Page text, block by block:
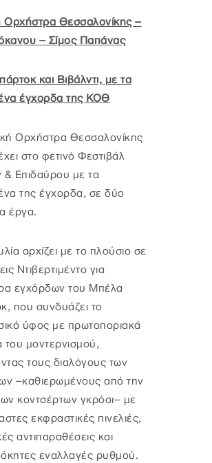
Ορχήστρα Θεσσαλονίκης –
– Σίμος Παπάνας
και Βιβάλντι, με τα
έγχορδα της ΚΟΘ
Ορχήστρα Θεσσαλονίκης
στο φετινό Φεστιβάλ
Επιδαύρου με τα
της έγχορδα, σε δύο
έργα.
αρχίζει με το πλούσιο σε
Ντιβερτιμέντο για
εγχόρδων του Μπέλα
που συνδυάζει το
ύφος με πρωτοποριακά
του μοντερνισμού,
τους διαλόγους των
–καθιερωμένους από την
κοντσέρτων γκρόσι– με
εκφραστικές πινελιές,
αντιπαραθέσεις και
εναλλαγές ρυθμού.